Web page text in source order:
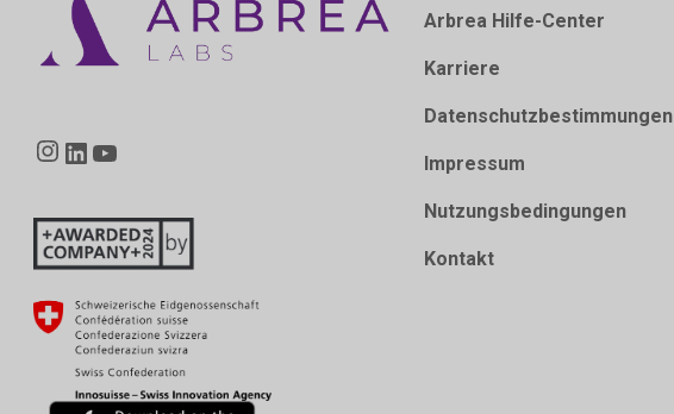
Instagram
LinkedIn
Arbrea Hilfe-Center
Karriere
Datenschutzbestimmungen
Impressum
Nutzungsbedingungen
Kontakt